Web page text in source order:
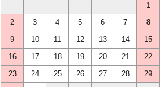
1
2
3 4 5 6 7
8
9
10 11 12 13 14
15
16
17 18 19 20 21
22
23
24 25 26 27 28
29